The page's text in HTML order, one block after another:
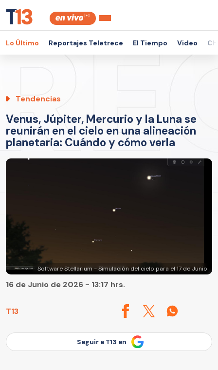
Lo Último Reportajes Teletrece El Tiempo Video
Tendencias
Venus, Júpiter, Mercurio y la Luna se
reunirán en el cielo en una alineación
planetaria: Cuándo y cómo verla
Software Stellarium - Simulación del cielo para el 17 de Junio
T13
16 de Junio de 2026 - 13:17 hrs.
Seguir a T13 en